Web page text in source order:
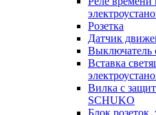
Розетка
Датчик
Выключатель
Вставка
Вилка с
SCHUKO
Блок розеток,